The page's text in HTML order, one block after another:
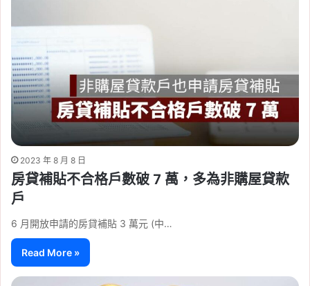
2023 年 8 月 8 日
房貸補貼不合格戶數破 7 萬，多為非購屋貸款
戶
6 月開放申請的房貸補貼 3 萬元 (中…
Read More »